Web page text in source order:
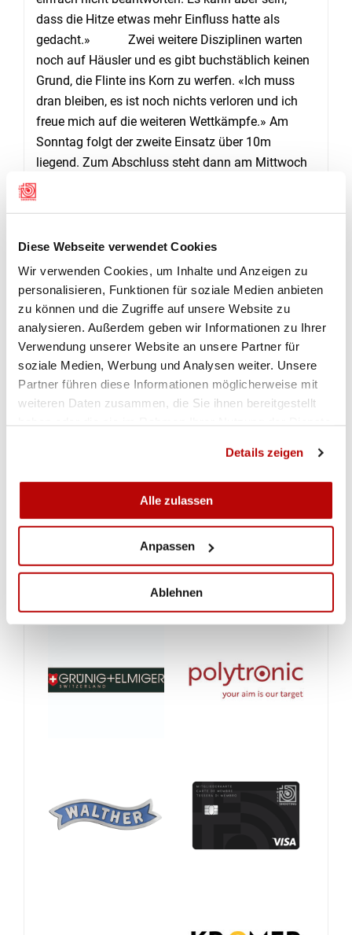
Diese Webseite verwendet Cookies
Wir verwenden Cookies, um Inhalte und Anzeigen zu
personalisieren, Funktionen für soziale Medien anbieten
zu können und die Zugriffe auf unsere Website zu
analysieren. Außerdem geben wir Informationen zu Ihrer
Verwendung unserer Website an unsere Partner für
soziale Medien, Werbung und Analysen weiter. Unsere
Partner führen diese Informationen möglicherweise mit
weiteren Daten zusammen, die Sie ihnen bereitgestellt
Details zeigen
Alle zulassen
Anpassen
Ablehnen
dass die Hitze etwas mehr Einfluss hatte als
gedacht.» Zwei weitere Disziplinen warten
noch auf Häusler und es gibt buchstäblich keinen
Grund, die Flinte ins Korn zu werfen. «Ich muss
dran bleiben, es ist noch nichts verloren und ich
freue mich auf die weiteren Wettkämpfe.» Am
Sonntag folgt der zweite Einsatz über 10m
liegend. Zum Abschluss steht dann am Mittwoch